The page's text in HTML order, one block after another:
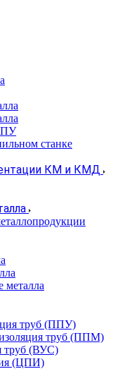
станке
КМ и КМД
металла
труб (ППУ)
труб (ППМ)
труб (ВУС)
(ЦПИ)